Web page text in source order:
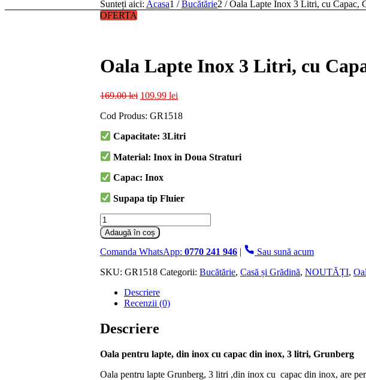
Sunteți aici: Acasa1 / Bucătărie2 / Oala Lapte Inox 3 Litri, cu Capac,
OFERTA
Oala Lapte Inox 3 Litri, cu
169.00lei Prețul
a
169.00 lei.
109.99 lei
este:
Cod Produs: GR1518
Capacitate: 3Litri
Material: Inox in Doua Straturi
Capac: Inox
Supapa tip Fluier
Cantitate
Oala
Lapte
Inox
Litri,
Capac,
Grunberg
Adaugă în coș
Comanda WhatsApp: 0770 241 946 |
Sau sună acum
SKU: GR1518 Categorii: Bucătărie, Casă și Grădină, NOUTĂȚI,
Descriere
Recenzii (0)
Descriere
Oala pentru lapte, din inox cu capac din inox, 3 litri, Grunberg
Oala pentru lapte Grunberg, 3 litri ,din inox cu capac din inox, are